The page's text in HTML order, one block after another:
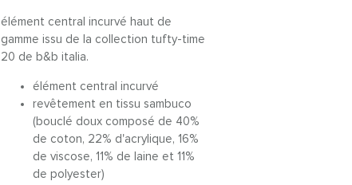
élément central incurvé haut de
gamme issu de la collection tufty-time
20 de b&b italia.
élément central incurvé
revêtement en tissu sambuco
(bouclé doux composé de 40%
de coton, 22% d'acrylique, 16%
de viscose, 11% de laine et 11%
de polyester)